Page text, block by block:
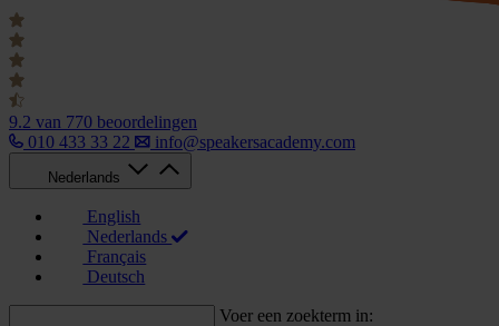
9.2 van 770 beoordelingen
010 433 33 22
info@speakersacademy.com
Nederlands
English
Nederlands
Français
Deutsch
Voer een zoekterm in: